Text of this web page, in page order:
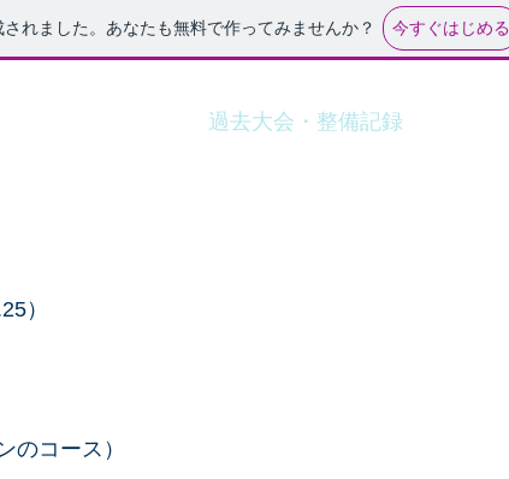
れました。あなたも無料で作ってみませんか？ 今すぐはじめる
過去大会・整備記録
）
のコース）